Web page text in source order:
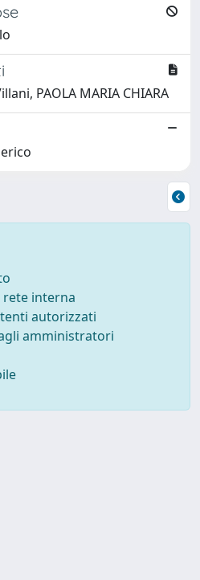
PAOLA MARIA CHIARA
interna
autorizzati
amministratori